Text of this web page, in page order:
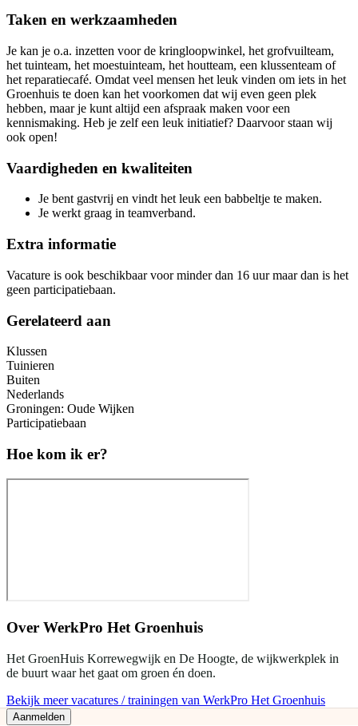
Taken en werkzaamheden
Je kan je o.a. inzetten voor de kringloopwinkel, het grofvuilteam,
het tuinteam, het moestuinteam, het houtteam, een klussenteam of
het reparatiecafé. Omdat veel mensen het leuk vinden om iets in het
Groenhuis te doen kan het voorkomen dat wij even geen plek
hebben, maar je kunt altijd een afspraak maken voor een
kennismaking. Heb je zelf een leuk initiatief? Daarvoor staan wij
ook open!
Vaardigheden en kwaliteiten
Je bent gastvrij en vindt het leuk een babbeltje te maken.
Je werkt graag in teamverband.
Extra informatie
Vacature is ook beschikbaar voor minder dan 16 uur maar dan is het
geen participatiebaan.
Gerelateerd aan
Klussen
Tuinieren
Buiten
Nederlands
Groningen: Oude Wijken
Participatiebaan
Hoe kom ik er?
Over WerkPro Het Groenhuis
Het GroenHuis Korrewegwijk en De Hoogte, de wijkwerkplek in
de buurt waar het gaat om groen én doen.
Bekijk meer vacatures / trainingen van WerkPro Het Groenhuis
Aanmelden